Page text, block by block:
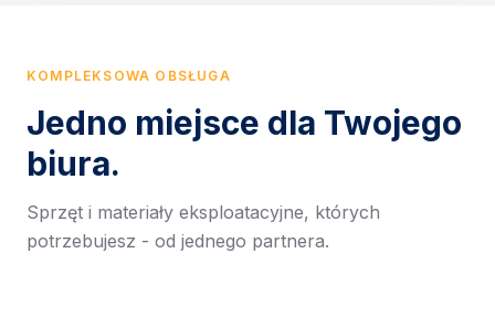
KOMPLEKSOWA OBSŁUGA
Jedno miejsce dla Twojego
biura.
Sprzęt i materiały eksploatacyjne, których
potrzebujesz - od jednego partnera.